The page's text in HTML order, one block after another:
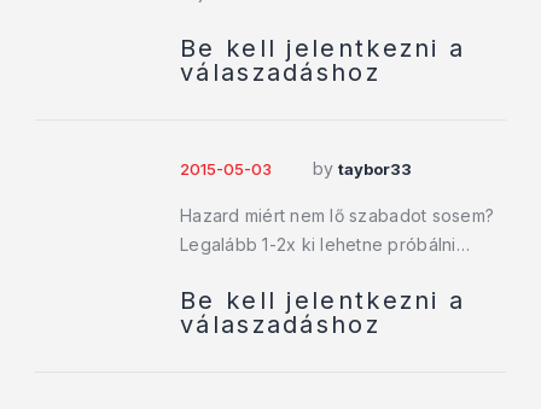
Be kell jelentkezni a
válaszadáshoz
2015-05-03 bytaybor33
Hazard miért nem lő szabadot sosem?
Legalább 1-2x ki lehetne próbálni…
Be kell jelentkezni a
válaszadáshoz